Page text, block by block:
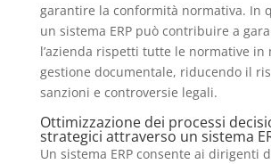
garantire la conformità normativa. In
un sistema ERP può contribuire a
l’azienda rispetti tutte le normative in
gestione documentale, riducendo il
sanzioni e controversie legali.
Ottimizzazione dei processi
strategici attraverso un sistema
Un sistema ERP consente ai dirigenti